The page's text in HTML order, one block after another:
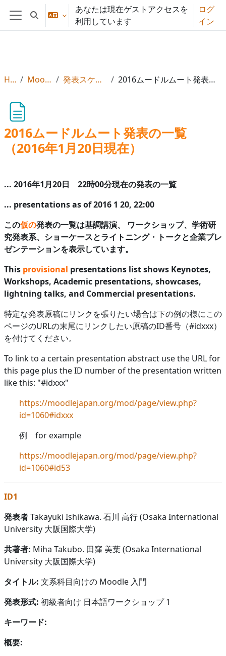
メインコンテンツへスキップする
サイドパネル
検索入力に切り替える
あなたは現在ゲストアクセスを
利用しています
ログ
イン
Home MootJP (2016) 発表スケジュールと詳細 2016ムードルムート発表の一覧（2016年1月20日現在）
2016ムードルムート発表の一覧
（2016年1月20日現在）
... 2016年1月20日 22時00分現在の発表の一覧
... presentations as of 2016 1 20, 22:00
この仮の発表の一覧は基調講演、 ワークショップ、学術研
究発表系、ショーケースとライトニング・トークと企業プレ
ゼンテーションを表示しています。
This provisional presentations list shows Keynotes,
Workshops, Academic presentations, showcases,
lightning talks, and Commercial presentations.
特定な発表原稿にリンクを張りたい場合は下の例の様にこの
ページのURLの末尾にリンクしたい原稿のID番号（#idxxx）
を付けてください。
To link to a certain presentation abstract use the URL for
this page plus the ID number of the presentation written
like this: "#idxxx"
https://moodlejapan.org/mod/page/view.php?
id=1060#idxxx
例 for example
https://moodlejapan.org/mod/page/view.php?
id=1060#id53
ID1
発表者Takayuki Ishikawa. 石川 高行 (Osaka International
University 大阪国際大学)
共著者: Miha Takubo. 田窪 美葉 (Osaka International
University 大阪国際大学)
タイトル: 文系科目向けの Moodle 入門
発表形式: 初級者向け 日本語ワークショップ 1
キーワード:
概要: